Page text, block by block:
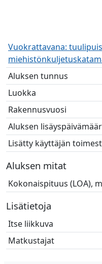
Vuokrattavana:
Aluksen tunnus
Luokka
Rakennusvuosi
Aluksen
Lisätty käyttäjän
Aluksen mitat
Kokonaispituus (LOA), m
Lisätietoja
Itse liikkuva
Matkustajat